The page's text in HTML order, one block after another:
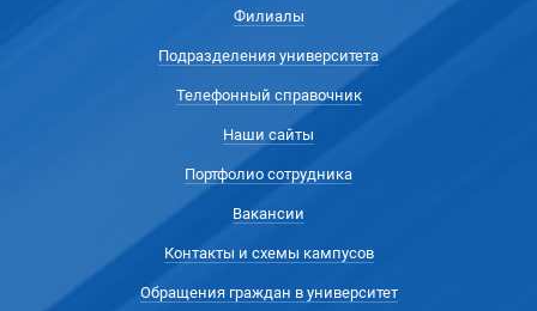
Филиалы
Подразделения университета
Телефонный справочник
Наши сайты
Портфолио сотрудника
Вакансии
Контакты и схемы кампусов
Обращения граждан в университет